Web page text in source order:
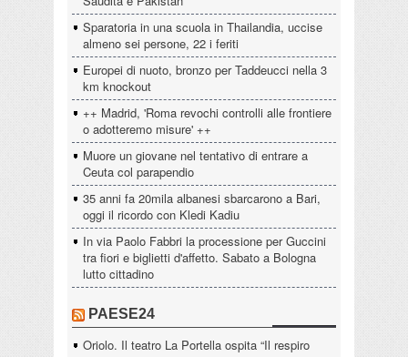
Sparatoria in una scuola in Thailandia, uccise
almeno sei persone, 22 i feriti
Europei di nuoto, bronzo per Taddeucci nella 3
km knockout
++ Madrid, 'Roma revochi controlli alle frontiere
o adotteremo misure' ++
Muore un giovane nel tentativo di entrare a
Ceuta col parapendio
35 anni fa 20mila albanesi sbarcarono a Bari,
oggi il ricordo con Kledi Kadiu
In via Paolo Fabbri la processione per Guccini
tra fiori e biglietti d'affetto. Sabato a Bologna
lutto cittadino
PAESE24
Oriolo. Il teatro La Portella ospita “Il respiro